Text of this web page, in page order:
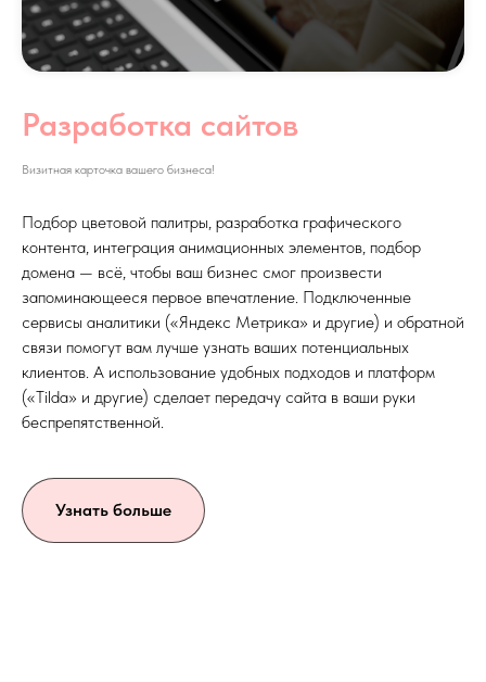
Разработка сайтов
Визитная карточка вашего бизнеса!
Подбор цветовой палитры, разработка графического
контента, интеграция анимационных элементов, подбор
домена — всё, чтобы ваш бизнес смог произвести
запоминающееся первое впечатление. Подключенные
сервисы аналитики («Яндекс Метрика» и другие) и обратной
связи помогут вам лучше узнать ваших потенциальных
клиентов. А использование удобных подходов и платформ
(«Tilda» и другие) сделает передачу сайта в ваши руки
беспрепятственной.
Узнать больше